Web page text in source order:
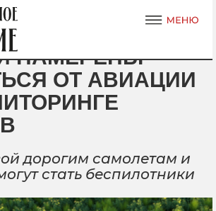
НАМЕРЕНЫ
ОТ АВИАЦИИ
дорогим самолетам и
стать беспилотники